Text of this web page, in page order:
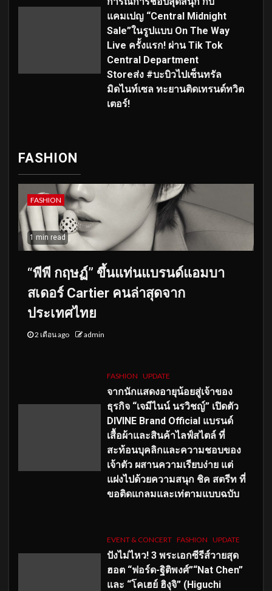
แคมเปญ “Central Midnight
Sale”ในรูปแบบ On The Way
Live ครั้งแรก! ผ่าน Tik Tok
Central Department
Storeส่ง #บะบิวไปเซ็นทรัล
มิดไนท์เซล ทะยานติดเทรนด์ทวิต
เตอร์!
FASHION
FASHION
1 min read
“พีพี กฤษฏ์” ขึ้นแท่นแบรนด์แอมบา
สเดอร์ Cartier คนล่าสุดจาก
ประเทศไทย
2 เดือน ago admin
FASHION UPDATE
จากนักแสดงอายุน้อยสู่เจ้าของ
ธุรกิจ “เจมีไนน์ นรวิชญ์” เปิดตัว
DIVINE Brand Official แบรนด์
เสื้อผ้าและสินค้าไลฟ์สไตล์ ที่
สะท้อนบุคลิกและความชอบของ
เจ้าตัว ผสานความเรียบง่าย แต่
แฝงไปด้วยความสนุก ชิค สตรีท ที่
ขอติดแกลมและเท่ตามแบบฉบับ
EVENT & CONCERT FASHION UPDATE
ปังไม่ไหว! 3 พระเอกซีรีส์วายสุด
ฮอต “ฟอร์ด-ฐิติพงศ์”“Nat Chen”
และ “โคเฮย์ ฮิงุจิ” (Higuchi